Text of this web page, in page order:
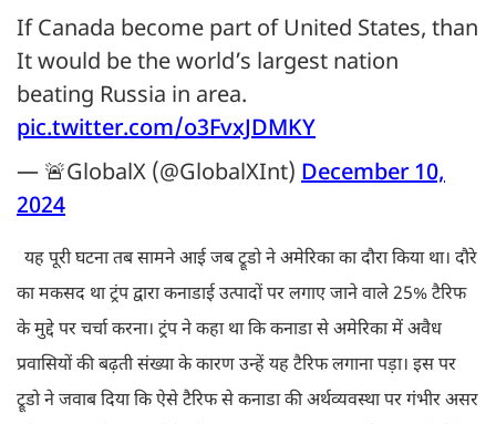
If Canada become part of United States, than
It would be the world’s largest nation
beating Russia in area.
pic.twitter.com/o3FvxJDMKY
— 🚨GlobalX (@GlobalXInt) December 10,
2024
यह पूरी घटना तब सामने आई जब ट्रूडो ने अमेरिका का दौरा किया था। दौरे
का मकसद था ट्रंप द्वारा कनाडाई उत्पादों पर लगाए जाने वाले 25% टैरिफ
के मुद्दे पर चर्चा करना। ट्रंप ने कहा था कि कनाडा से अमेरिका में अवैध
प्रवासियों की बढ़ती संख्या के कारण उन्हें यह टैरिफ लगाना पड़ा। इस पर
ट्रूडो ने जवाब दिया कि ऐसे टैरिफ से कनाडा की अर्थव्यवस्था पर गंभीर असर